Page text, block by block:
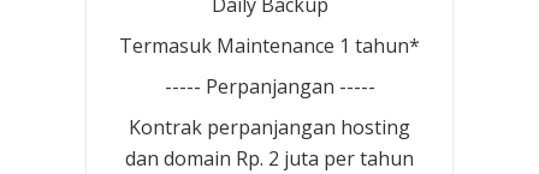
Termasuk Maintenance 1 tahun*
----- Perpanjangan -----
Kontrak perpanjangan hosting
dan domain Rp. 2 juta per tahun